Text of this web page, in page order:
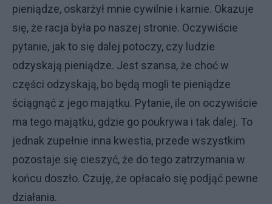
pieniądze, oskarżył mnie cywilnie i karnie. Okazuje
się, że racja była po naszej stronie. Oczywiście
pytanie, jak to się dalej potoczy, czy ludzie
odzyskają pieniądze. Jest szansa, że choć w
części odzyskają, bo będą mogli te pieniądze
ściągnąć z jego majątku. Pytanie, ile on oczywiście
ma tego majątku, gdzie go poukrywa i tak dalej. To
jednak zupełnie inna kwestia, przede wszystkim
pozostaje się cieszyć, że do tego zatrzymania w
końcu doszło. Czuję, że opłacało się podjąć pewne
działania.